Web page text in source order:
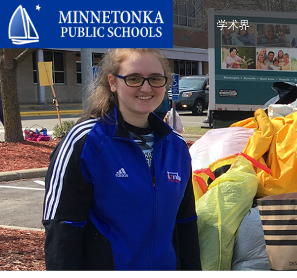
明尼通卡公立学校
学术界
地区项目
进阶学习
计算机科学与编程
数字健康与保健
语言沉浸式教学
音乐选项
“导航员”计划
奥尔维斯反欺凌项目
Tonka 在线
幼儿家庭教育（ECFE）
幼儿特殊教育（ECSE）
“小探险家”托儿所
全区
卓越庆典
服务庆典
社区教育
有目标的育儿
“为更绿色的未来”再利用与回收活
动
Tonka 提供
青少年素质教育
青少年文娱活动
社区教育
明尼通卡幼儿园与ECFE
探索者（托儿所）
青年
成人课程
活动
小学
清
迪
埃
格
明
风
领导力
年度报告
学区政策
校董会
校长
关于明尼通卡学区
区域地图 （在新窗口/标签页中打开）
使命、信念与愿景
家长与学生手册
引以为豪之处
部门
预
招
通
设
人
营
居
安
教
技
测
交